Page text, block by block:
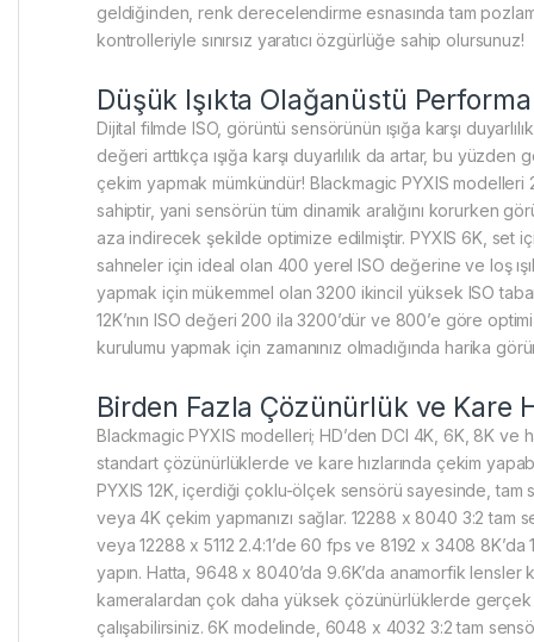
geldiğinden, renk derecelendirme esnasında tam
kontrolleriyle sınırsız yaratıcı özgürlüğe sahip olursunuz!
Düşük Işıkta Olağanüstü
Dijital filmde ISO, görüntü sensörünün ışığa karşı
değeri arttıkça ışığa karşı duyarlılık da artar, bu yüzden
çekim yapmak mümkündür! Blackmagic PYXIS modelleri
sahiptir, yani sensörün tüm dinamik aralığını korurken
aza indirecek şekilde optimize edilmiştir. PYXIS 6K, set
sahneler için ideal olan 400 yerel ISO değerine ve loş
yapmak için mükemmel olan 3200 ikincil yüksek ISO
12K’nın ISO değeri 200 ila 3200’dür ve 800’e göre
kurulumu yapmak için zamanınız olmadığında harika
Birden Fazla Çözünürlük ve Kare
Blackmagic PYXIS modelleri; HD’den DCI 4K, 6K, 8K ve
standart çözünürlüklerde ve kare hızlarında çekim
PYXIS 12K, içerdiği çoklu-ölçek sensörü sayesinde, tam
veya 4K çekim yapmanızı sağlar. 12288 x 8040 3:2 tam
veya 12288 x 5112 2.4:1’de 60 fps ve 8192 x 3408 8K’da
yapın. Hatta, 9648 x 8040’da 9.6K’da anamorfik lensler
kameralardan çok daha yüksek çözünürlüklerde gerçek
çalışabilirsiniz. 6K modelinde, 6048 x 4032 3:2 tam